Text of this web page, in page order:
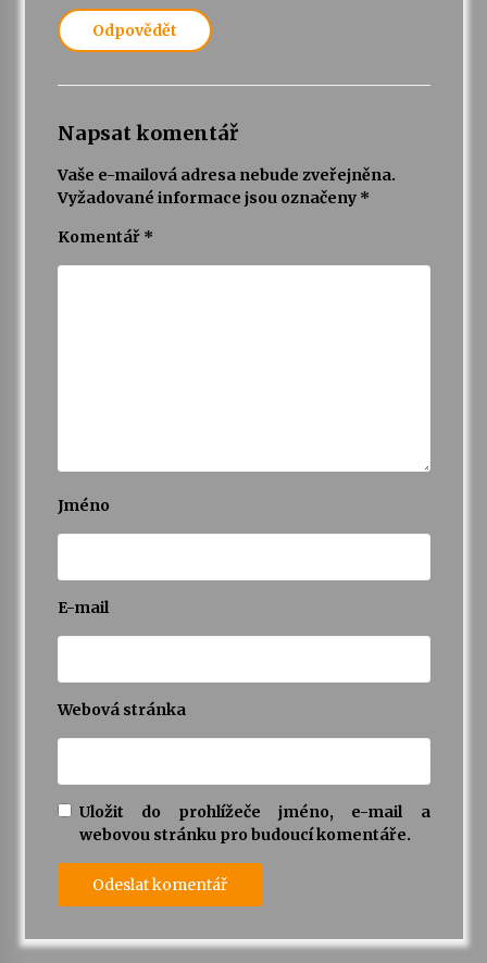
Odpovědět
Napsat komentář
Vaše e-mailová adresa nebude zveřejněna.
Vyžadované informace jsou označeny *
Komentář *
Jméno
E-mail
Webová stránka
Uložit do prohlížeče jméno, e-mail a
webovou stránku pro budoucí komentáře.